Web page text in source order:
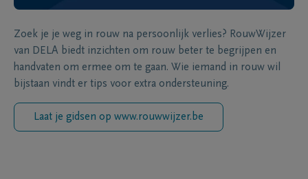
Zoek je je weg in rouw na persoonlijk verlies? RouwWijzer
van DELA biedt inzichten om rouw beter te begrijpen en
handvaten om ermee om te gaan. Wie iemand in rouw wil
bijstaan vindt er tips voor extra ondersteuning.
Laat je gidsen op www.rouwwijzer.be